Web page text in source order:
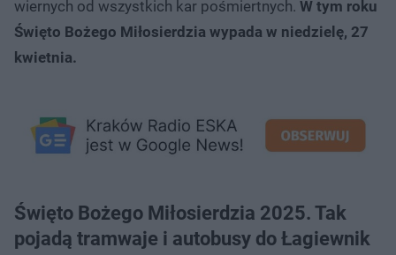
wiernych od wszystkich kar pośmiertnych. W tym roku
Święto Bożego Miłosierdzia wypada w niedzielę, 27
kwietnia.
Święto Bożego Miłosierdzia 2025. Tak
pojadą tramwaje i autobusy do Łagiewnik